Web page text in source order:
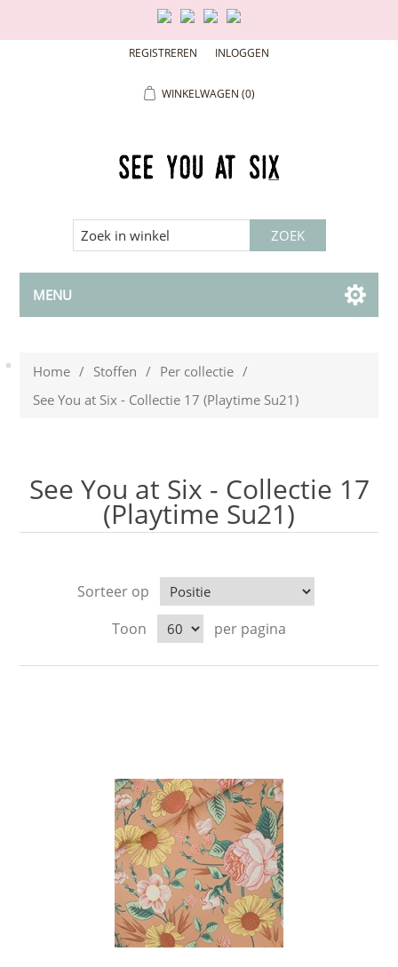
REGISTREREN INLOGGEN
WINKELWAGEN (0)
MENU
Home / Stoffen / Per collectie /
See You at Six - Collectie 17 (Playtime Su21)
See You at Six - Collectie 17
(Playtime Su21)
Sorteer op
Toon
per pagina